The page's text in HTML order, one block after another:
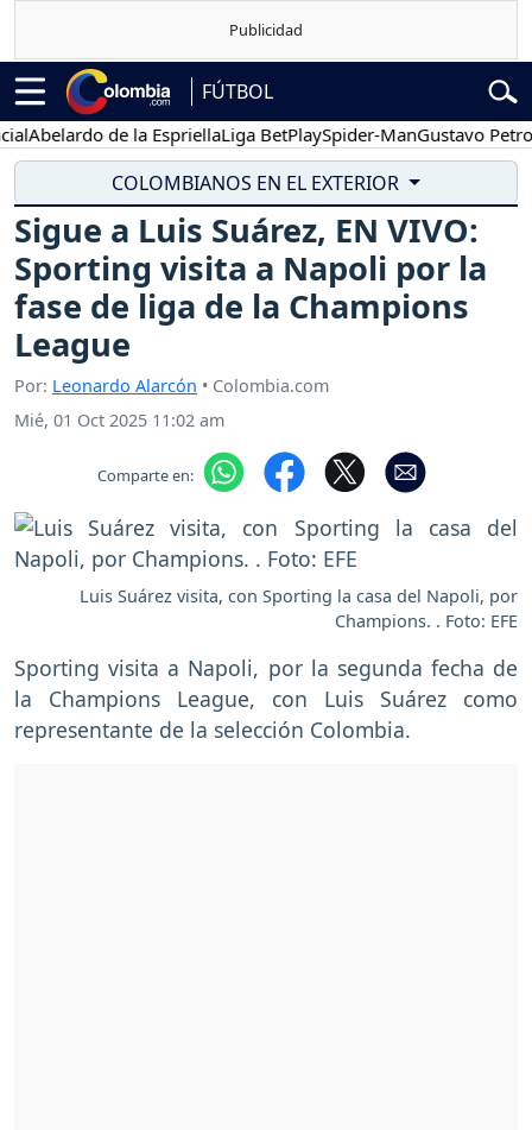
FÚTBOL
de la EspriellaLiga BetPlaySpider-ManGustavo Petro
COLOMBIANOS EN EL EXTERIOR
Sigue a Luis Suárez, EN VIVO:
Sporting visita a Napoli por la
fase de liga de la Champions
League
Por: Leonardo Alarcón • Colombia.com
Mié, 01 Oct 2025 11:02 am
Comparte en:
Luis Suárez visita, con Sporting la casa del Napoli, por
Champions. . Foto: EFE
Sporting visita a Napoli, por la segunda fecha de
la Champions League, con Luis Suárez como
representante de la selección Colombia.